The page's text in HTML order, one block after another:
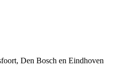
Den Bosch en Eindhoven